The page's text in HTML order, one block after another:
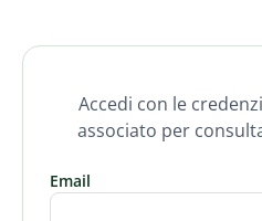
Accedi con le
associato per
Email